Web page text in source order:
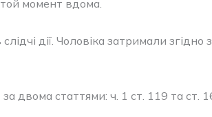
той момент вдома.
дії. Чоловіка затримали
двома статтями: ч. 1 ст. 119 та ст.